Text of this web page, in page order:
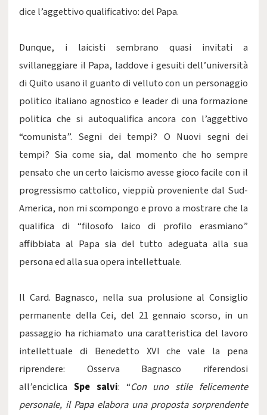
dice l’aggettivo qualificativo: del Papa.
Dunque, i laicisti sembrano quasi invitati a
svillaneggiare il Papa, laddove i gesuiti dell’università
di Quito usano il guanto di velluto con un personaggio
politico italiano agnostico e leader di una formazione
politica che si autoqualifica ancora con l’aggettivo
“comunista”. Segni dei tempi? O Nuovi segni dei
tempi? Sia come sia, dal momento che ho sempre
pensato che un certo laicismo avesse gioco facile con il
progressismo cattolico, vieppiù proveniente dal Sud-
America, non mi scompongo e provo a mostrare che la
qualifica di “filosofo laico di profilo erasmiano”
affibbiata al Papa sia del tutto adeguata alla sua
persona ed alla sua opera intellettuale.
Il Card. Bagnasco, nella sua prolusione al Consiglio
permanente della Cei, del 21 gennaio scorso, in un
passaggio ha richiamato una caratteristica del lavoro
intellettuale di Benedetto XVI che vale la pena
riprendere: Osserva Bagnasco riferendosi
all’enciclica Spe salvi: “Con uno stile felicemente
personale, il Papa elabora una proposta sorprendente